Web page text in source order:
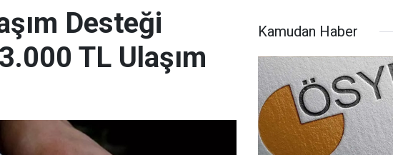
Desteği
TL Ulaşım
Kamudan Haber